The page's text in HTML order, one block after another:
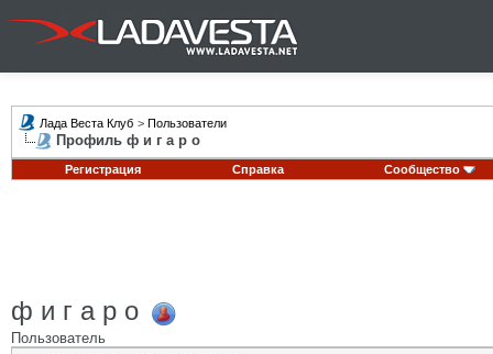
Лада Веста Клуб > Пользователи
Профиль ф и г а р о
Регистрация Справка Сообщество
ф и г а р о
Пользователь